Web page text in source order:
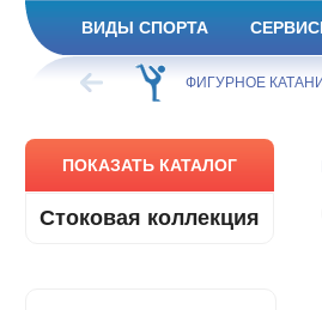
ВИДЫ СПОРТА
ХОККЕЙ ФИГУРНОЕ
ПОКАЗАТЬ КАТАЛОГ
Стоковая коллекция